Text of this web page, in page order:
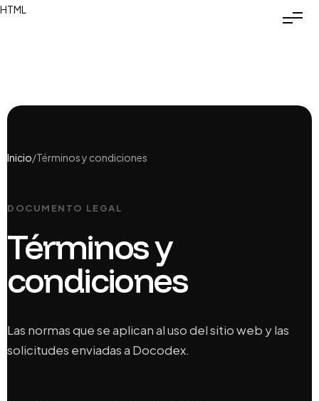
HTML
Inicio/Términos y condiciones
DOCUMENTO LEGAL
Términos y
condiciones
Las normas que se aplican al uso del sitio web y las
solicitudes enviadas a Docodex.